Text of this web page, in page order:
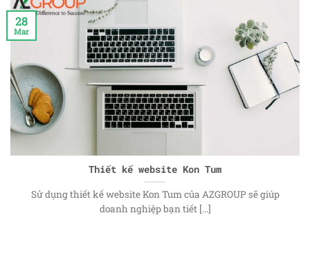
Thiết kế website Kon Tum
Sử dụng thiết kế website Kon Tum của AZGROUP sẽ giúp
doanh nghiệp bạn tiết [...]
28
Mar